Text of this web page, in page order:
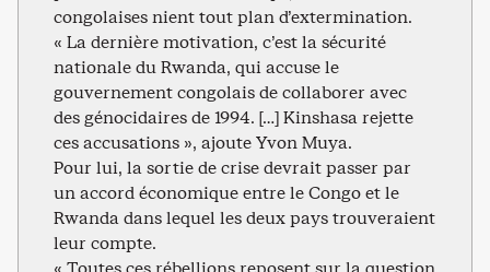
congolaises nient tout plan d’extermination.
« La dernière motivation, c’est la sécurité
nationale du Rwanda, qui accuse le
gouvernement congolais de collaborer avec
des génocidaires de 1994. […] Kinshasa rejette
ces accusations », ajoute Yvon Muya.
Pour lui, la sortie de crise devrait passer par
un accord économique entre le Congo et le
Rwanda dans lequel les deux pays trouveraient
leur compte.